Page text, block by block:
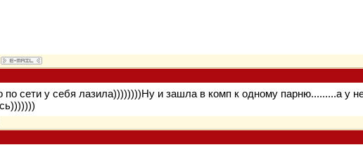
по сети у себя лазила))))))))Ну и зашла в комп к одному парню.........а у